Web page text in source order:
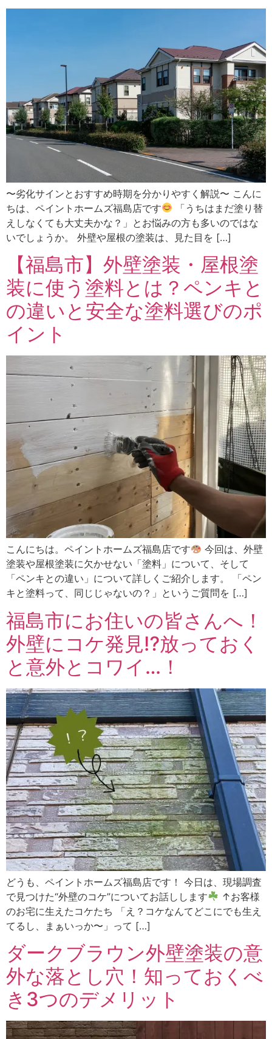
〜劣化サインとおすすめ時期を分かりやすく解説〜 こんに
ちは、ペイントホームズ福島店です
「うちはまだ塗り替
えしなくても大丈夫かな？」とお悩みの方も多いのではな
いでしょうか。 外壁や屋根の塗装は、見た目を […]
【福島市】外壁塗装・屋根塗
装に使う塗料とは？ペンキと
の違いと安全な塗料選びのポ
イント
こんにちは。ペイントホームズ福島店です
今回は、外壁
塗装や屋根塗装に欠かせない「塗料」について、そして
「ペンキとの違い」について詳しくご紹介します。 「ペン
キと塗料って、同じじゃないの？」というご質問を […]
福島市にお住いの皆さんへ！
外壁にコケ発見⁉放っておく
と意外とコワイ…！
どうも、ペイントホームズ福島店です！ 今日は、現場調査
で見つけた“外壁のコケ”についてお話しします
↑お客様
のお宅に生えたコケたち 「え？コケなんてどこにでも生え
てるし、まぁいっか〜」って […]
ダークブラウン外壁塗装の意
外な落とし穴！知っておくべ
き3つのデメリット